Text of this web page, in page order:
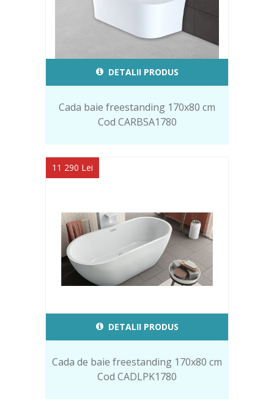
DETALII PRODUS
Cada baie freestanding 170x80 cm
Cod CARBSA1780
11 290 Lei
DETALII PRODUS
Cada de baie freestanding 170x80 cm
Cod CADLPK1780